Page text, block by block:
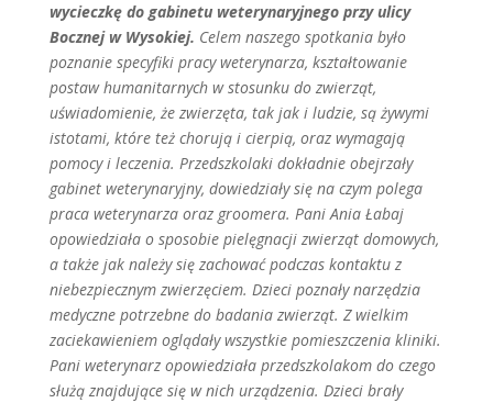
wycieczkę do gabinetu weterynaryjnego przy ulicy
Bocznej w Wysokiej. Celem naszego spotkania było
poznanie specyfiki pracy weterynarza, kształtowanie
postaw humanitarnych w stosunku do zwierząt,
uświadomienie, że zwierzęta, tak jak i ludzie, są żywymi
istotami, które też chorują i cierpią, oraz wymagają
pomocy i leczenia. Przedszkolaki dokładnie obejrzały
gabinet weterynaryjny, dowiedziały się na czym polega
praca weterynarza oraz groomera. Pani Ania Łabaj
opowiedziała o sposobie pielęgnacji zwierząt domowych,
a także jak należy się zachować podczas kontaktu z
niebezpiecznym zwierzęciem. Dzieci poznały narzędzia
medyczne potrzebne do badania zwierząt. Z wielkim
zaciekawieniem oglądały wszystkie pomieszczenia kliniki.
Pani weterynarz opowiedziała przedszkolakom do czego
służą znajdujące się w nich urządzenia. Dzieci brały